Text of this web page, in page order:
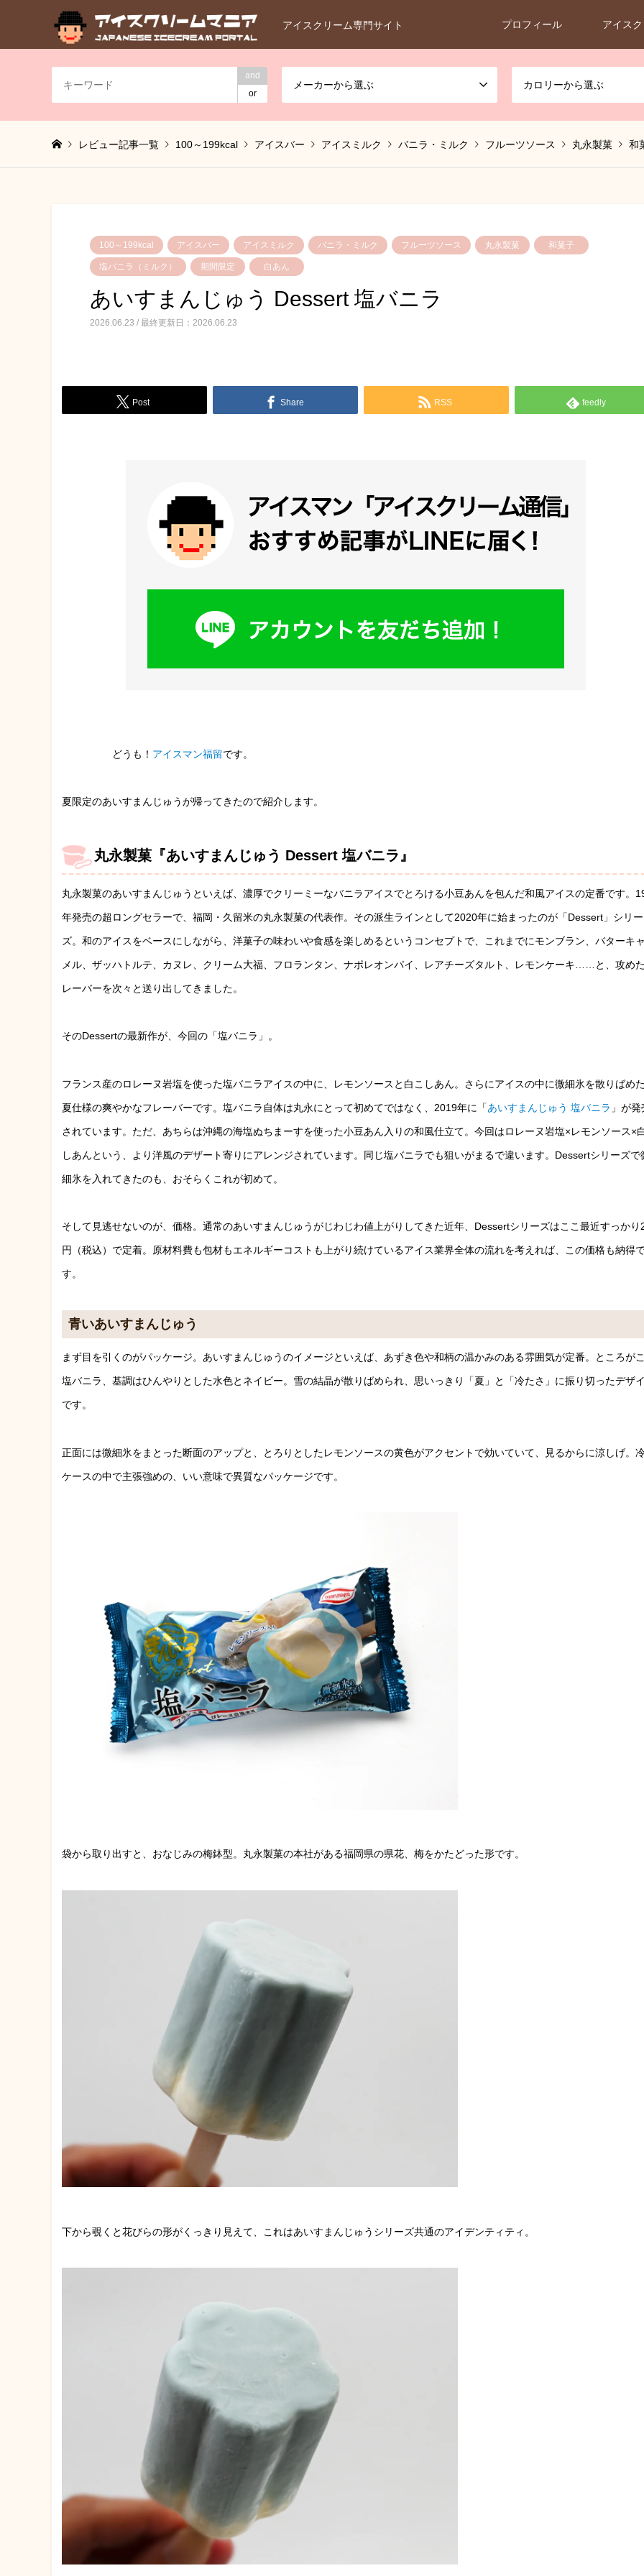
アイスクリーム専門サイト プロフィール アイス
and
or
メーカーから選ぶ カロリーから選ぶ
レビュー記事一覧 100～199kcal アイスバー アイスミルク バニラ・ミルク フルーツソース 丸永製菓 和
100～199kcal アイスバー アイスミルク バニラ・ミルク フルーツソース 丸永製菓 和菓子
塩バニラ（ミルク） 期間限定 白あん
あいすまんじゅう Dessert 塩バニラ
2026.06.23 / 最終更新日：2026.06.23
Post Share RSS feedly
どうも！ アイスマン福留です。
夏限定のあいすまんじゅうが帰ってきたので紹介します。
丸永製菓『あいすまんじゅう Dessert 塩バニラ』
丸永製菓のあいすまんじゅうといえば、濃厚でクリーミーなバニラアイスでとろける小豆あんを包んだ和風アイスの定番です。
年発売の超ロングセラーで、福岡・久留米の丸永製菓の代表作。その派生ラインとして2020年に始まったのが「Dessert」シリー
ズ。和のアイスをベースにしながら、洋菓子の味わいや食感を楽しめるというコンセプトで、これまでにモンブラン、バターキ
メル、ザッハトルテ、カヌレ、クリーム大福、フロランタン、ナポレオンパイ、レアチーズタルト、レモンケーキ……と、攻め
レーバーを次々と送り出してきました。
そのDessertの最新作が、今回の「塩バニラ」。
フランス産のロレーヌ岩塩を使った塩バニラアイスの中に、レモンソースと白こしあん。さらにアイスの中に微細氷を散りばめた
夏仕様の爽やかなフレーバーです。塩バニラ自体は丸永にとって初めてではなく、2019年に「あいすまんじゅう 塩バニラ 」が発
されています。ただ、あちらは沖縄の海塩ぬちまーすを使った小豆あん入りの和風仕立て。今回はロレーヌ岩塩×レモンソース×
しあんという、より洋風のデザート寄りにアレンジされています。同じ塩バニラでも狙いがまるで違います。Dessertシリーズで
細氷を入れてきたのも、おそらくこれが初めて。
そして見逃せないのが、価格。通常のあいすまんじゅうがじわじわ値上がりしてきた近年、Dessertシリーズはここ最近すっかり
円（税込）で定着。原材料費も包材もエネルギーコストも上がり続けているアイス業界全体の流れを考えれば、この価格も納得
す。
青いあいすまんじゅう
まず目を引くのがパッケージ。あいすまんじゅうのイメージといえば、あずき色や和柄の温かみのある雰囲気が定番。ところが
塩バニラ、基調はひんやりとした水色とネイビー。雪の結晶が散りばめられ、思いっきり「夏」と「冷たさ」に振り切ったデザ
です。
正面には微細氷をまとった断面のアップと、とろりとしたレモンソースの黄色がアクセントで効いていて、見るからに涼しげ。
ケースの中で主張強めの、いい意味で異質なパッケージです。
袋から取り出すと、おなじみの梅鉢型。丸永製菓の本社がある福岡県の県花、梅をかたどった形です。
下から覗くと花びらの形がくっきり見えて、これはあいすまんじゅうシリーズ共通のアイデンティティ。